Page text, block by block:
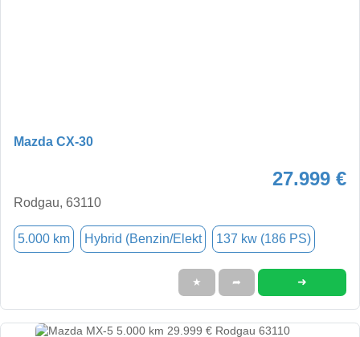
Mazda CX-30
27.999 €
Rodgau, 63110
5.000 km Hybrid (Benzin/Elekt 137 kw (186 PS)
★ ➦ ➜